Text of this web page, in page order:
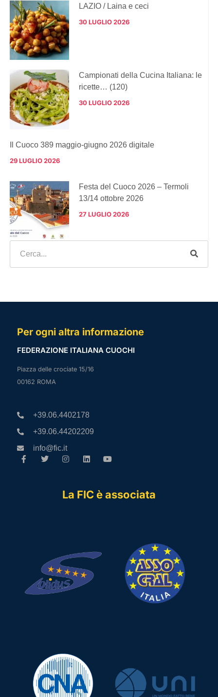
LAZIO / Laina e ceci
30 LUGLIO 2026
Campionati della Cucina Italiana: le
ricette… (120)
30 LUGLIO 2026
Il Cuoco 389 maggio-giugno 2026 digitale
29 LUGLIO 2026
Festa del Cuoco 2026 – Termoli
13/14 ottobre 2026
27 LUGLIO 2026
Per ogni altra informazione
FEDERAZIONE ITALIANA CUOCHI
Piazza delle crociate 15/16
00162 ROMA
+39.06.4402178
+39.06.44202209
info@fic.it
La FIC è associata